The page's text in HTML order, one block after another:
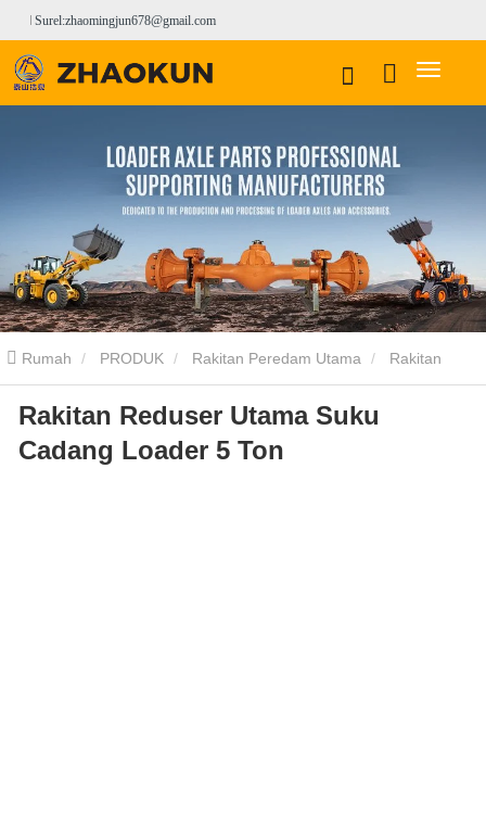
Surel:zhaomingjun678@gmail.com
Rumah PRODUK Rakitan Peredam Utama Rakitan
Peredam Utama SDLT Rakitan Reduser Utama Suku Cadang
Loader 5 Ton
Rakitan Reduser Utama Suku
Cadang Loader 5 Ton